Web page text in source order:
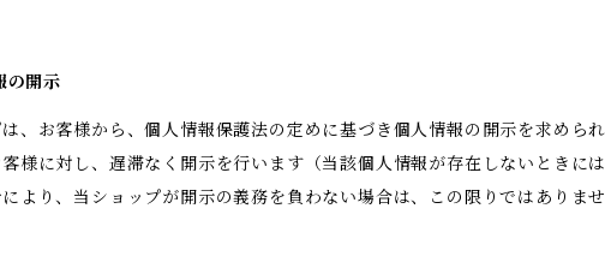
の開示
、お客様から、個人情報保護法の定めに基づき個人情報の開示を求めら
様に対し、遅滞なく開示を行います（当該個人情報が存在しないときに
より、当ショップが開示の義務を負わない場合は、この限りではありませ